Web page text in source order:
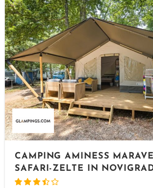
CAMPING AMINESS
SAFARI-ZELTE IN